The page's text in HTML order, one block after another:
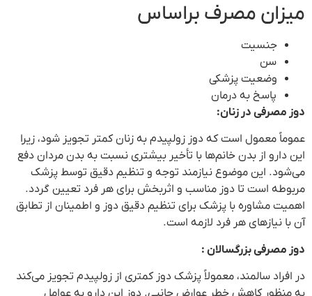
میزان مصرف براساس
جنسیت
سن
وضعیت پزشکی
پاسخ به درمان
دوز مصرفی در زنان:
عموماً معمول است که دوز زولپیدم به زنان کمتر تجویز شود، زیرا
این دارو از بدن خانم‌ها با تأخیر بیشتری نسبت به بدن مردان دفع
می‌شود. این موضوع نیازمند توجه و تنظیم دقیق توسط پزشک
مربوطه است تا دوز مناسب و اثربخش برای هر فرد تعیین گردد.
اهمیت مشاوره با پزشک برای تنظیم دقیق دوز و اطمینان از تطابق
آن با نیازهای هر فرد لازمه است.
دوز مصرفی بزرگسالان :
در افراد سالمند، معمولاً پزشک دوز کمتری از زولپیدم تجویز می‌کند